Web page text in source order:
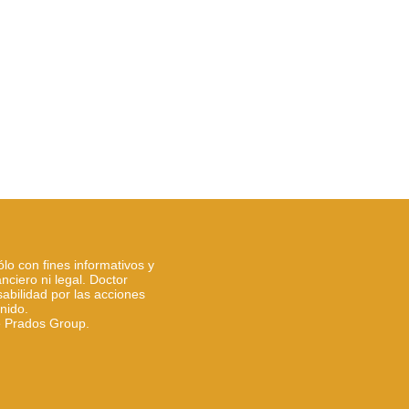
con fines informativos y
ni legal. Doctor
por las acciones
Prados Group.